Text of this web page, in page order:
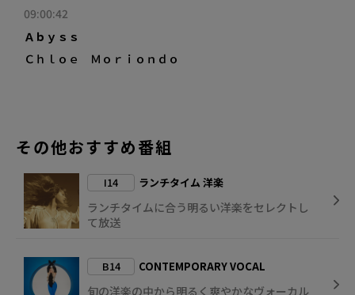
09:00:42
Ａｂｙｓｓ
Ｃｈｌｏｅ Ｍｏｒｉｏｎｄｏ
その他おすすめ番組
I14 ランチタイム 洋楽
ランチタイムに合う明るい洋楽をセレクトし
て放送
B14 CONTEMPORARY VOCAL
旬の洋楽の中から明るく爽やかなヴォーカル